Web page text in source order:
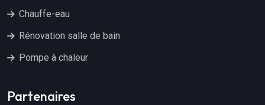
Chauffe-eau
Rénovation salle de bain
Pompe à chaleur
Partenaires